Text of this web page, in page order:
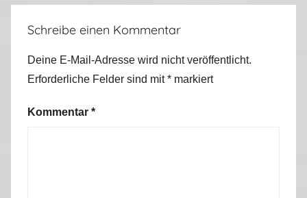
Schreibe einen Kommentar
Deine E-Mail-Adresse wird nicht veröffentlicht.
Erforderliche Felder sind mit* markiert
Kommentar *